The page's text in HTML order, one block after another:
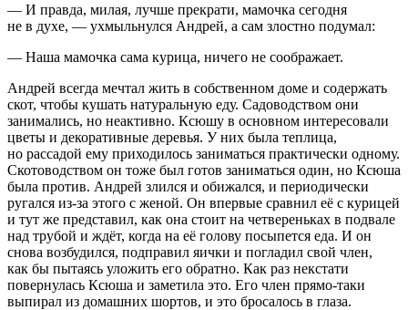
— И правда, милая, лучше прекрати, мамочка сегодня
не в духе, — ухмыльнулся Андрей, а сам злостно подумал:
— Наша мамочка сама курица, ничего не соображает.
Андрей всегда мечтал жить в собственном доме и содержать
скот, чтобы кушать натуральную еду. Садоводством они
занимались, но неактивно. Ксюшу в основном интересовали
цветы и декоративные деревья. У них была теплица,
но рассадой ему приходилось заниматься практически одному.
Скотоводством он тоже был готов заниматься один, но Ксюша
была против. Андрей злился и обижался, и периодически
ругался из-за этого с женой. Он впервые сравнил её с курицей
и тут же представил, как она стоит на четвереньках в подвале
над трубой и ждёт, когда на её голову посыпется еда. И он
снова возбудился, подправил яички и погладил свой член,
как бы пытаясь уложить его обратно. Как раз некстати
повернулась Ксюша и заметила это. Его член прямо-таки
выпирал из домашних шортов, и это бросалось в глаза.